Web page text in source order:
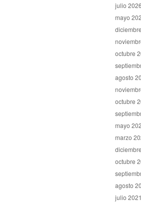
julio 2026
mayo
octubre
agosto
octubre
mayo
marzo
octubre
agosto
julio 2021